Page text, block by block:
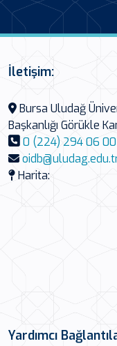
İletişim:
Bursa Uludağ
Başkanlığı Görükle
0 (224) 294 06 00
Harita:
Yardımcı